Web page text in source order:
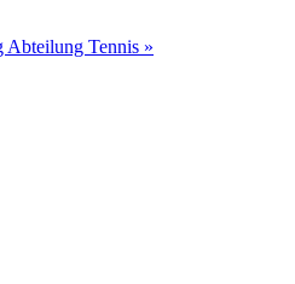
Abteilung Tennis »